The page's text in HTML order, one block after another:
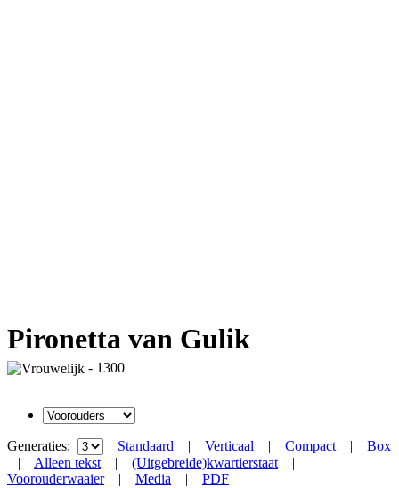
Pironetta van Gulik
- 1300
Generaties: Standaard | Verticaal | Compact| Box
| Alleen tekst| (Uitgebreide)kwartierstaat|
Voorouderwaaier| Media | PDF